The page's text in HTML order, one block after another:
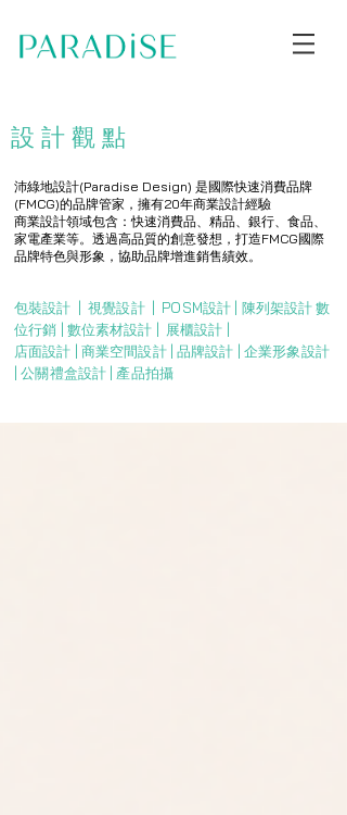
設計 設計
觀點
沛綠地設計(Paradise Design) 是國際快速消費品牌
(FMCG)的品牌管家，擁有20年商業設計經驗
商業設計領域包含：快速消費品、精品、銀行、食品、
家電產業等。透過高品質的創意發想，打造FMCG國際
品牌特色與形象，協助品牌增進銷售績效。
包裝設計 | ​視覺設計 | ​POSM設計 | 陳列架設計 ​數
位行銷 | 數位素材設計 | ​展櫃設計 |
店面設計 | 商業空間設計 | 品牌設計 | 企業形象設計
| 公關禮盒設計 | 產品拍攝